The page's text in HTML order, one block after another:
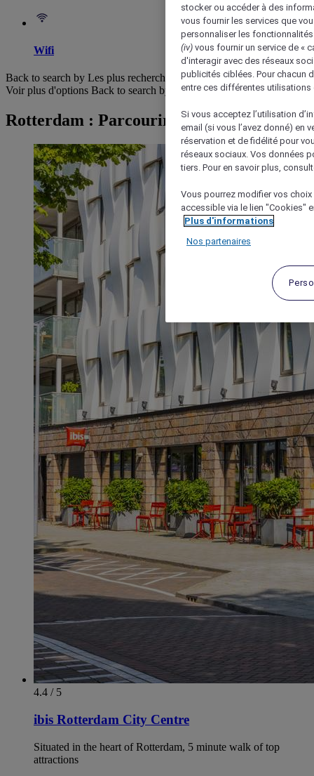
Wifi
Back to search by Les plus recherchés
Voir plus d'options Back to search by categories
Rotterdam : Parcourir les hôtels
4.4 / 5
ibis Rotterdam City Centre
Situated in the heart of Rotterdam, 5 minute walk of top
attractions
stocker ou accéder à des
vous fournir les services que
personnaliser les
(iv) vous fournir un service de «
d'interagir avec des réseaux
publicités ciblées. Pour chacun
entre ces différentes utilisations
Si vous acceptez l’utilisation
email (si vous l’avez donné) en
réservation et de fidélité pour
réseaux sociaux. Vos données
tiers. Pour en savoir plus,
Vous pourrez modifier vos
accessible via le lien "Cookies"
Plus d'informations
Nos partenaires